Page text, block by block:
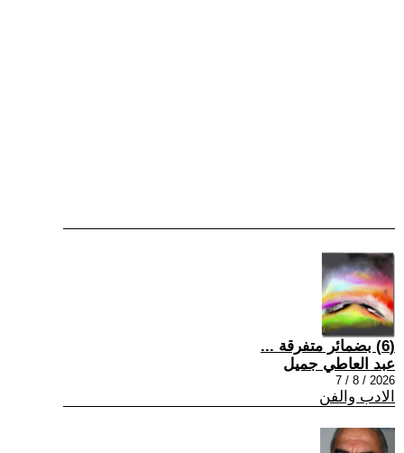
(6) بضمائر متفرقة ...
عبد العاطي جميل
2026 / 8 / 7
الادب والفن